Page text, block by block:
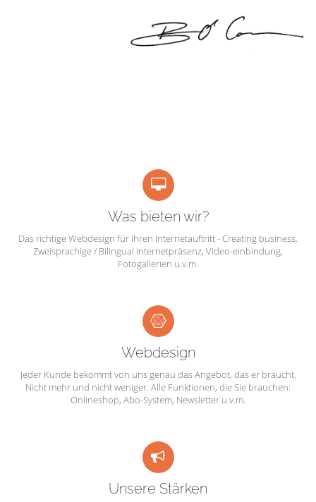
Was bieten wir?
Das richtige Webdesign für Ihren Internetauftritt - Creating business.
Zweisprachige / Bilingual Internetpräsenz, Video-einbindung,
Fotogallerien u.v.m.
Webdesign
Jeder Kunde bekommt von uns genau das Angebot, das er braucht.
Nicht mehr und nicht weniger. Alle Funktionen, die Sie brauchen:
Onlineshop, Abo-System, Newsletter u.v.m.
Unsere Stärken